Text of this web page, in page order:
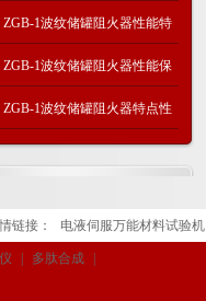
点及保养维修
ZGB-1波纹储罐阻火器性能特
点及维护保养
ZGB-1波纹储罐阻火器性能保
养
ZGB-1波纹储罐阻火器特点性
能
链接： 电液伺服万能材料试验机
多肽合成